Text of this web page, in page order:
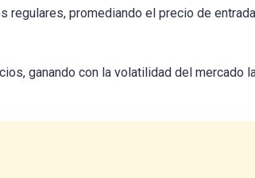
regulares, promediando el precio de
ganando con la volatilidad del mercado